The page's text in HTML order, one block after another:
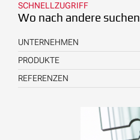
SCHNELLZUGRIFF
Wo nach andere suchen
UNTERNEHMEN
PRODUKTE
REFERENZEN